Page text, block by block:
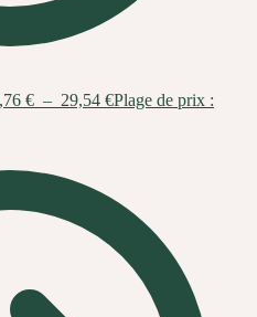
€ – 29,54 €Plage de prix :